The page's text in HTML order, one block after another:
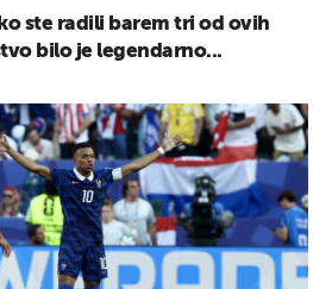
ste radili barem tri od ovih
bilo je legendarno...